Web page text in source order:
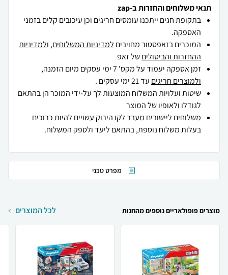
תנאי משלוחים והחזרות ב-zap
בתקופת חגים ייתכנו עומסים חריגים וכן עיכובים קלים בזמני
האספקה.
המוכרים בזאפסטור מחויבים למדיניות המשלוחים, ולמדיניות
ההחזרות והביטוליםשל זאפ
זמן אספקה יעמוד על מקס' 7 ימי עסקים מיום הזמנה,
ולמוצרים חריגים עד 21 ימי עסקים .
שיטות ועלויות המשלוח המוצעות לך על-ידי המוכר הן בהתאם
לגודלו ולאופיו של המוצר
משלוחים ליישובים מעבר לקו הירוק עשויים להיות כרוכים
בעלות משלוח נוספת, בהתאם ליעד ולספק המשלוח.
מפרט טכני
מוצרים פופולאריים נוספים מהחנות לכל המוצרים